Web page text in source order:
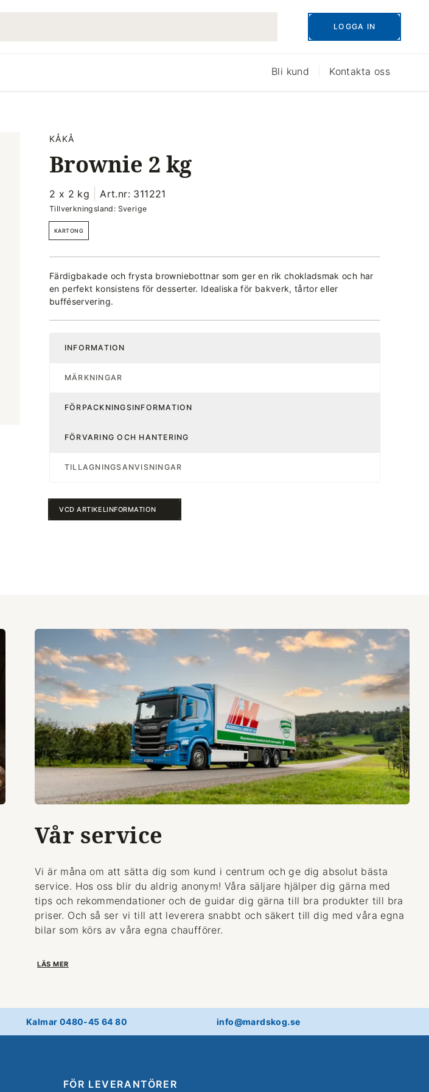
LOGGA IN
Bli kund Kontakta oss
KÅKÅ
Brownie 2 kg
2 x 2 kg Art.nr: 311221
Tillverkningsland: Sverige
KARTONG
Färdigbakade och frysta browniebottnar som ger en rik chokladsmak och har
en perfekt konsistens för desserter. Idealiska för bakverk, tårtor eller
bufféservering.
INFORMATION
MÄRKNINGAR
FÖRPACKNINGSINFORMATION
FÖRVARING OCH HANTERING
TILLAGNINGSANVISNINGAR
VCD ARTIKELINFORMATION
Vår service
Vi är måna om att sätta dig som kund i centrum och ge dig absolut bästa
service. Hos oss blir du aldrig anonym! Våra säljare hjälper dig gärna med
tips och rekommendationer och de guidar dig gärna till bra produkter till bra
priser. Och så ser vi till att leverera snabbt och säkert till dig med våra egna
bilar som körs av våra egna chaufförer.
LÄS MER
Kalmar 0480-45 64 80 info@mardskog.se
FÖR LEVERANTÖRER